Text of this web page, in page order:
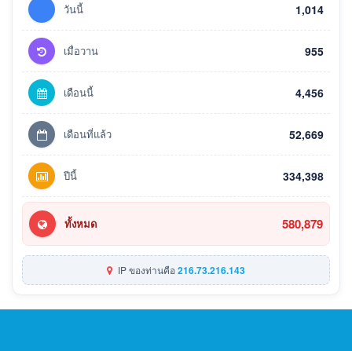
วันนี้ 1,014
เมื่อวาน 955
เดือนนี้ 4,456
เดือนที่แล้ว 52,669
ปีนี้ 334,398
ทั้งหมด 580,879
IP ของท่านคือ216.73.216.143